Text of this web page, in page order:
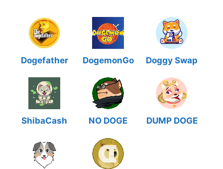
Dogefather DogemonGo Doggy Swap
ShibaCash NO DOGE DUMP DOGE